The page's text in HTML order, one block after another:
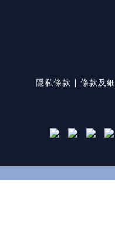
隱私條款 | 條款及